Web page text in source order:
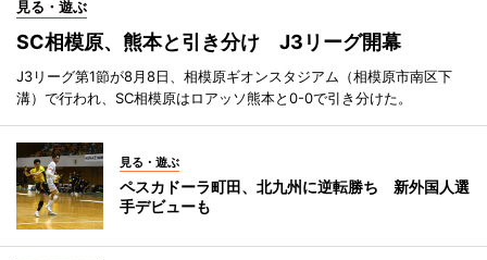
見る・遊ぶ
SC相模原、熊本と引き分け J3リーグ開幕
J3リーグ第1節が8月8日、相模原ギオンスタジアム（相模原市南区下
溝）で行われ、SC相模原はロアッソ熊本と0-0で引き分けた。
見る・遊ぶ
ペスカドーラ町田、北九州に逆転勝ち 新外国人選
手デビューも